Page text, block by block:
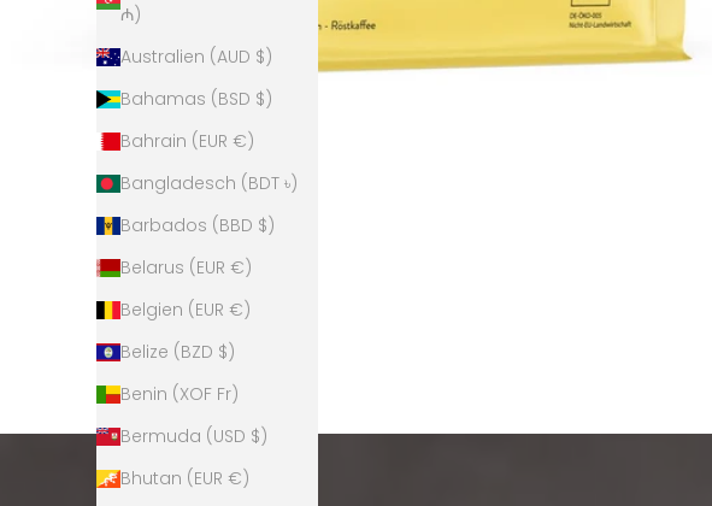
₼)
Australien (AUD $)
Bahamas (BSD $)
Bahrain (EUR €)
Bangladesch (BDT ৳)
Barbados (BBD $)
Belarus (EUR €)
Belgien (EUR €)
Belize (BZD $)
Benin (XOF Fr)
Bermuda (USD $)
Bhutan (EUR €)